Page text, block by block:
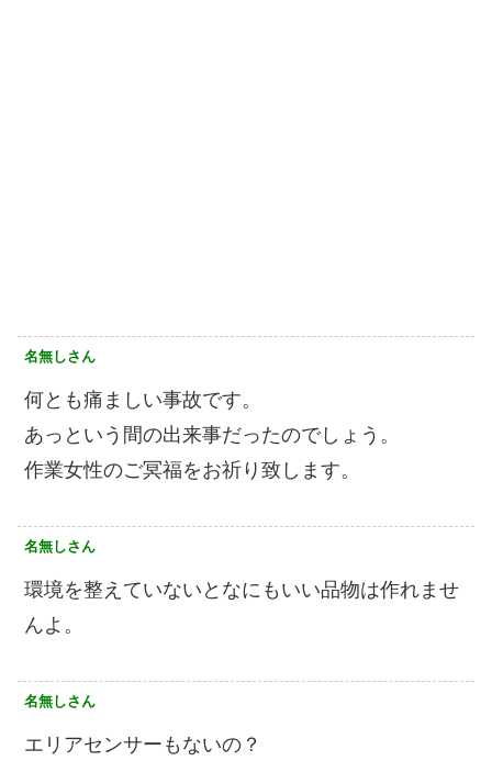
名無しさん
何とも痛ましい事故です。
あっという間の出来事だったのでしょう。
作業女性のご冥福をお祈り致します。
名無しさん
環境を整えていないとなにもいい品物は作れませ
んよ。
名無しさん
エリアセンサーもないの？